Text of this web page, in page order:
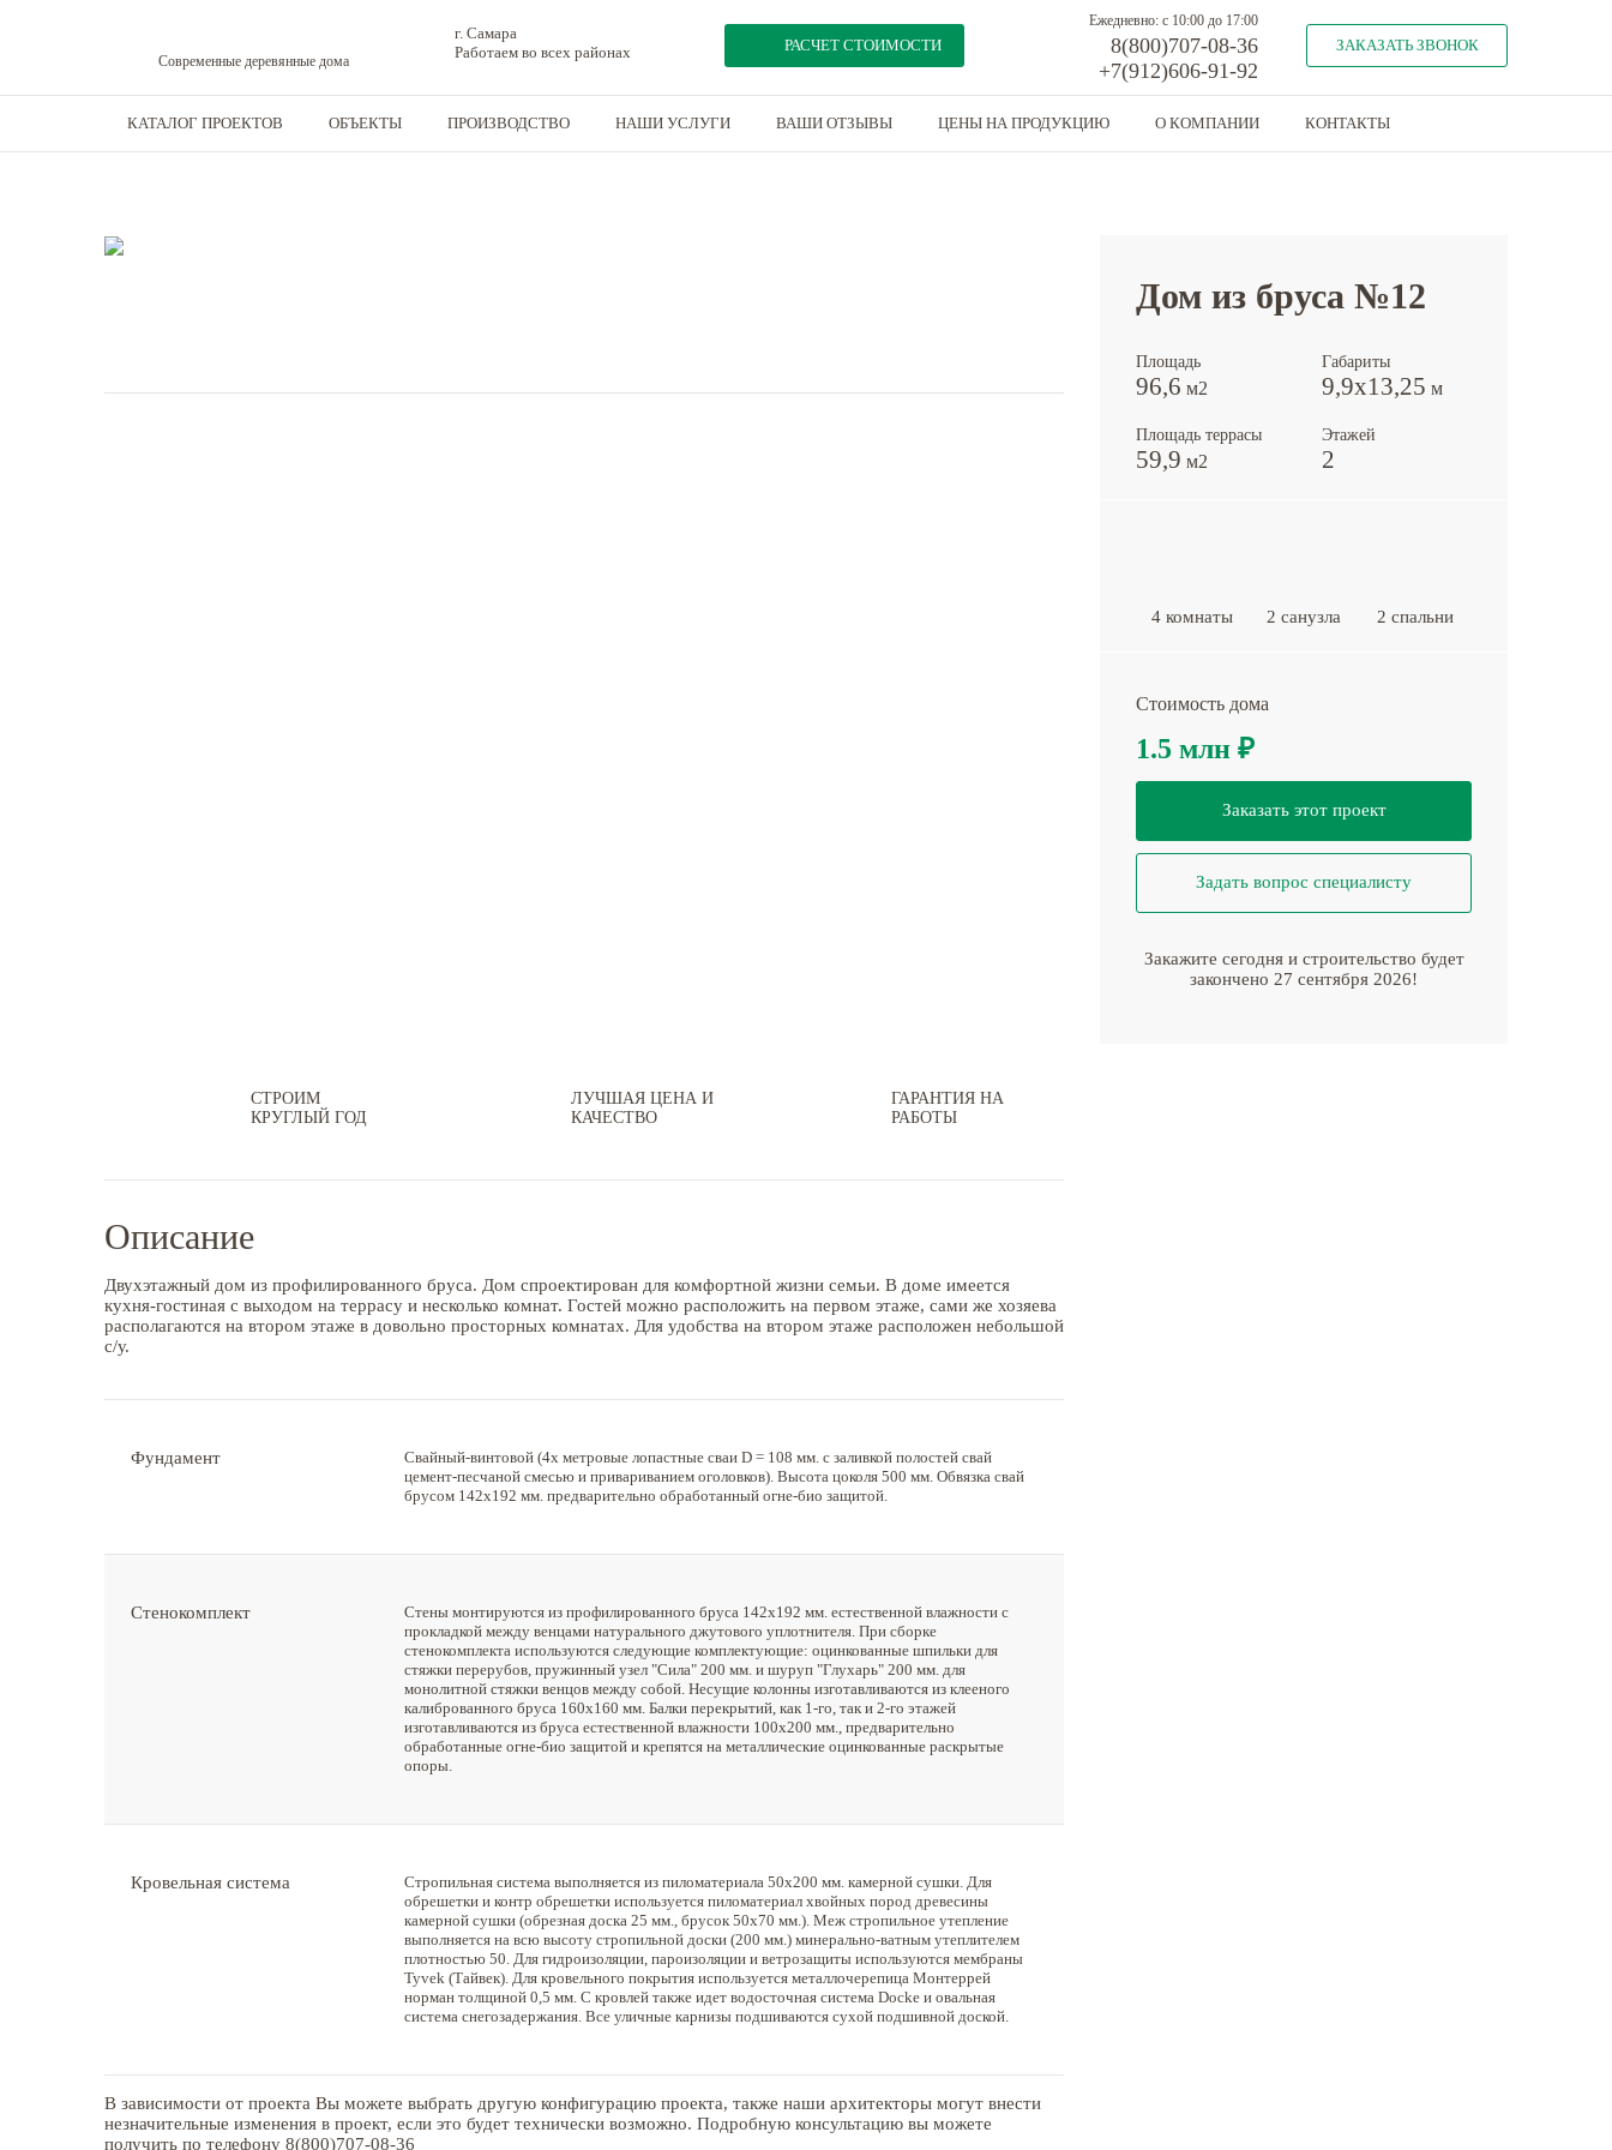
Современные деревянные дома
г. Самара
Работаем во всех районах
РАСЧЕТ СТОИМОСТИ
Ежедневно: с 10:00 до 17:00
8(800)707-08-36
+7(912)606-91-92
ЗАКАЗАТЬ ЗВОНОК
КАТАЛОГ ПРОЕКТОВ ОБЪЕКТЫ ПРОИЗВОДСТВО НАШИ УСЛУГИ ВАШИ ОТЗЫВЫ ЦЕНЫ НА ПРОДУКЦИЮ О КОМПАНИИ КОНТАКТЫ
Дом из бруса №12
Площадь
96,6 м2
Габариты
9,9х13,25 м
Площадь террасы
59,9 м2
Этажей
2
4 комнаты 2 санузла 2 спальни
Стоимость дома
1.5 млн ₽
Заказать этот проект
Задать вопрос специалисту
Закажите сегодня и строительство будет
закончено 27 сентября 2026!
СТРОИМ
КРУГЛЫЙ ГОД
ЛУЧШАЯ ЦЕНА И
КАЧЕСТВО
ГАРАНТИЯ НА
РАБОТЫ
Описание
Двухэтажный дом из профилированного бруса. Дом спроектирован для комфортной жизни семьи. В доме имеется
кухня-гостиная с выходом на террасу и несколько комнат. Гостей можно расположить на первом этаже, сами же хозяева
располагаются на втором этаже в довольно просторных комнатах. Для удобства на втором этаже расположен небольшой
с/у.
Фундамент
Свайный-винтовой (4х метровые лопастные сваи D = 108 мм. с заливкой полостей свай
цемент-песчаной смесью и привариванием оголовков). Высота цоколя 500 мм. Обвязка свай
брусом 142х192 мм. предварительно обработанный огне-био защитой.
Стенокомплект
Стены монтируются из профилированного бруса 142х192 мм. естественной влажности с
прокладкой между венцами натурального джутового уплотнителя. При сборке
стенокомплекта используются следующие комплектующие: оцинкованные шпильки для
стяжки перерубов, пружинный узел "Сила" 200 мм. и шуруп "Глухарь" 200 мм. для
монолитной стяжки венцов между собой. Несущие колонны изготавливаются из клееного
калиброванного бруса 160х160 мм. Балки перекрытий, как 1-го, так и 2-го этажей
изготавливаются из бруса естественной влажности 100х200 мм., предварительно
обработанные огне-био защитой и крепятся на металлические оцинкованные раскрытые
опоры.
Кровельная система
Стропильная система выполняется из пиломатериала 50х200 мм. камерной сушки. Для
обрешетки и контр обрешетки используется пиломатериал хвойных пород древесины
камерной сушки (обрезная доска 25 мм., брусок 50х70 мм.). Меж стропильное утепление
выполняется на всю высоту стропильной доски (200 мм.) минерально-ватным утеплителем
плотностью 50. Для гидроизоляции, пароизоляции и ветрозащиты используются мембраны
Tyvek (Тайвек). Для кровельного покрытия используется металлочерепица Монтеррей
норман толщиной 0,5 мм. С кровлей также идет водосточная система Docke и овальная
система снегозадержания. Все уличные карнизы подшиваются сухой подшивной доской.
В зависимости от проекта Вы можете выбрать другую конфигурацию проекта, также наши архитекторы могут внести
незначительные изменения в проект, если это будет технически возможно. Подробную консультацию вы можете
получить по телефону 8(800)707-08-36